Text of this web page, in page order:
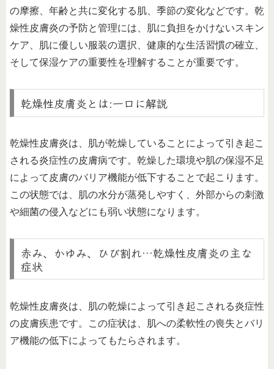
の摩擦、年齢と共に変化する肌、季節の変化などです。乾
燥性皮膚炎の予防と管理には、肌に負担をかけないスキン
ケア、肌に優しい服装の選択、健康的な生活習慣の確立、
そして保湿ケアの重要性を理解することが重要です。
乾燥性皮膚炎とは:一口に解説
乾燥性皮膚炎は、肌が乾燥していることによって引き起こ
される炎症性の皮膚病です。乾燥した環境や肌の保湿不足
によって皮膚のバリア機能が低下することで起こります。
この状態では、肌の水分が蒸発しやすく、外部からの刺激
や細菌の侵入などにも弱い状態になります。
赤み、かゆみ、ひび割れ…乾燥性皮膚炎の主な
症状
乾燥性皮膚炎は、肌の乾燥によって引き起こされる炎症性
の皮膚疾患です。この症状は、肌への柔軟性の喪失とバリ
ア機能の低下によってもたらされます。